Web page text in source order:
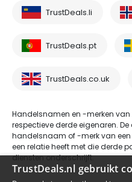
TrustDeals.li
TrustDeals.pt
TrustDeals.co.uk
Handelsnamen en -merken
respectieve derde eigenaren.
handelsnaam of -merk van een
een relatie heeft met die derde
diensten onderschrijft.
TrustDeals.nl gebruikt